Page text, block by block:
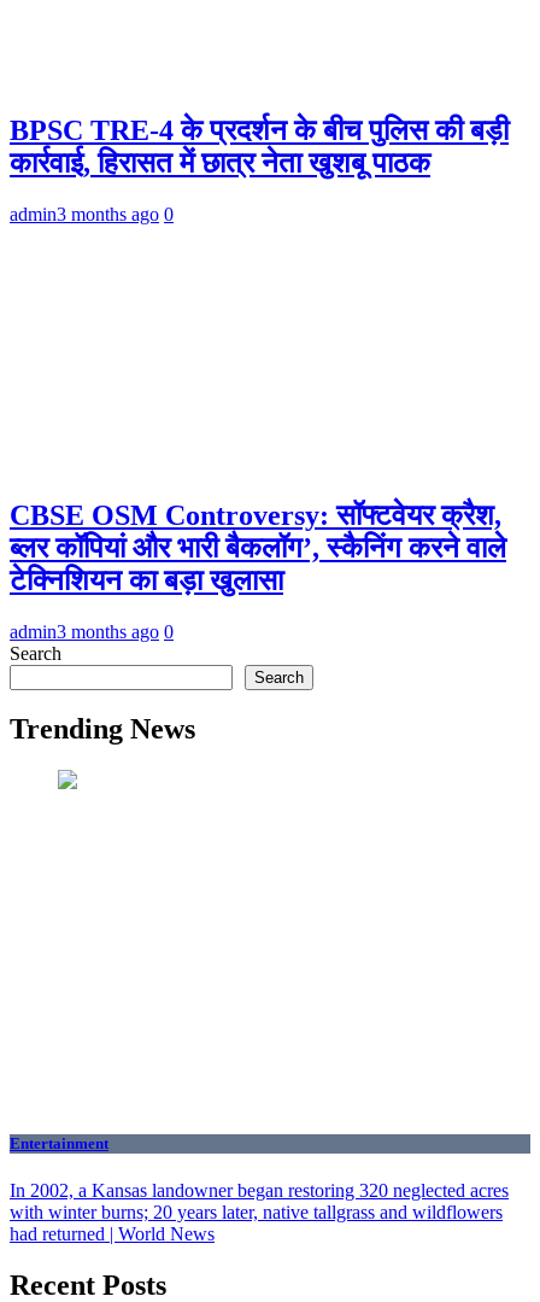
BPSC TRE-4 के प्रदर्शन के बीच पुलिस की बड़ी
कार्रवाई, हिरासत में छात्र नेता खुशबू पाठक
admin3 months ago 0
CBSE OSM Controversy: सॉफ्टवेयर क्रैश,
ब्लर कॉपियां और भारी बैकलॉग’, स्कैनिंग करने वाले
टेक्निशियन का बड़ा खुलासा
admin3 months ago 0
Search
Search
Trending News
Entertainment
In 2002, a Kansas landowner began restoring 320 neglected acres
with winter burns; 20 years later, native tallgrass and wildflowers
had returned | World News
Recent Posts